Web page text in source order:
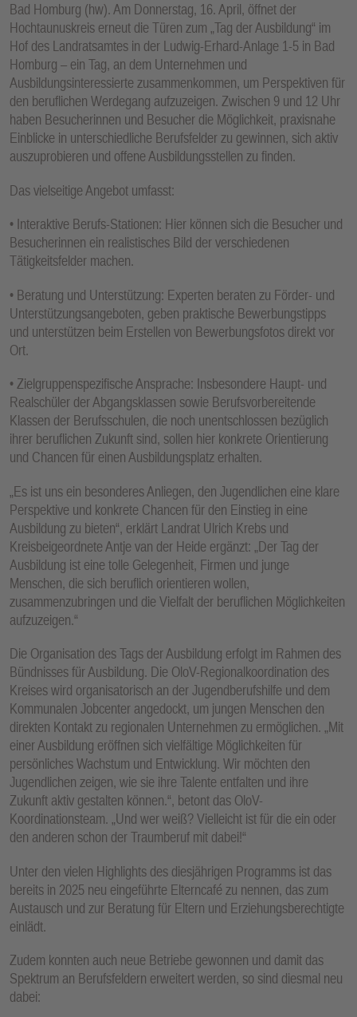
Bad Homburg (hw). Am Donnerstag, 16. April, öffnet der
Hochtaunuskreis erneut die Türen zum „Tag der Ausbildung“ im
Hof des Landratsamtes in der Ludwig-Erhard-Anlage 1-5 in Bad
Homburg – ein Tag, an dem Unternehmen und
Ausbildungsinteressierte zusammenkommen, um Perspektiven für
den beruflichen Werdegang aufzuzeigen. Zwischen 9 und 12 Uhr
haben Besucherinnen und Besucher die Möglichkeit, praxisnahe
Einblicke in unterschiedliche Berufsfelder zu gewinnen, sich aktiv
auszuprobieren und offene Ausbildungsstellen zu finden.
Das vielseitige Angebot umfasst:
• Interaktive Berufs-Stationen: Hier können sich die Besucher und
Besucherinnen ein realistisches Bild der verschiedenen
Tätigkeitsfelder machen.
• Beratung und Unterstützung: Experten beraten zu Förder- und
Unterstützungsangeboten, geben praktische Bewerbungstipps
und unterstützen beim Erstellen von Bewerbungsfotos direkt vor
Ort.
• Zielgruppenspezifische Ansprache: Insbesondere Haupt- und
Realschüler der Abgangsklassen sowie Berufsvorbereitende
Klassen der Berufsschulen, die noch unentschlossen bezüglich
ihrer beruflichen Zukunft sind, sollen hier konkrete Orientierung
und Chancen für einen Ausbildungsplatz erhalten.
„Es ist uns ein besonderes Anliegen, den Jugendlichen eine klare
Perspektive und konkrete Chancen für den Einstieg in eine
Ausbildung zu bieten“, erklärt Landrat Ulrich Krebs und
Kreisbeigeordnete Antje van der Heide ergänzt: „Der Tag der
Ausbildung ist eine tolle Gelegenheit, Firmen und junge
Menschen, die sich beruflich orientieren wollen,
zusammenzubringen und die Vielfalt der beruflichen Möglichkeiten
aufzuzeigen.“
Die Organisation des Tags der Ausbildung erfolgt im Rahmen des
Bündnisses für Ausbildung. Die OloV-Regionalkoordination des
Kreises wird organisatorisch an der Jugendberufshilfe und dem
Kommunalen Jobcenter angedockt, um jungen Menschen den
direkten Kontakt zu regionalen Unternehmen zu ermöglichen. „Mit
einer Ausbildung eröffnen sich vielfältige Möglichkeiten für
persönliches Wachstum und Entwicklung. Wir möchten den
Jugendlichen zeigen, wie sie ihre Talente entfalten und ihre
Zukunft aktiv gestalten können.“, betont das OloV-
Koordinationsteam. „Und wer weiß? Vielleicht ist für die ein oder
den anderen schon der Traumberuf mit dabei!“
Unter den vielen Highlights des diesjährigen Programms ist das
bereits in 2025 neu eingeführte Elterncafé zu nennen, das zum
Austausch und zur Beratung für Eltern und Erziehungsberechtigte
einlädt.
Zudem konnten auch neue Betriebe gewonnen und damit das
Spektrum an Berufsfeldern erweitert werden, so sind diesmal neu
dabei: